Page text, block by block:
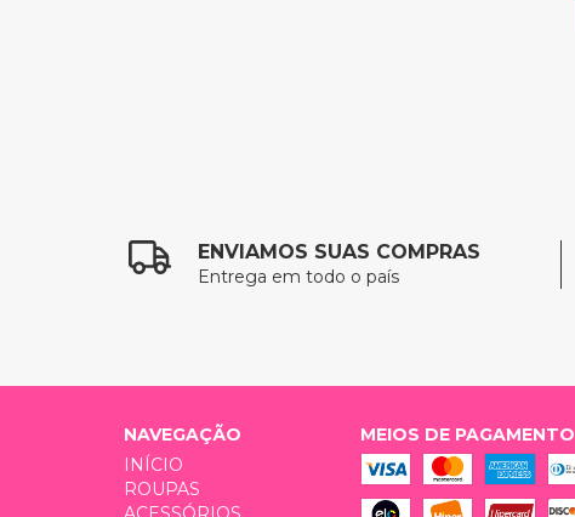
ENVIAMOS SUAS COMPRAS
Entrega em todo o país
NAVEGAÇÃO
INÍCIO
ROUPAS
MEIOS DE PAGAMENTO